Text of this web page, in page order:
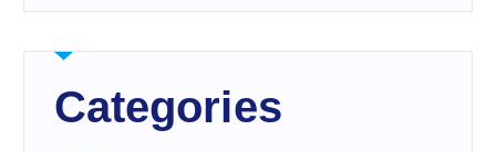
Categories